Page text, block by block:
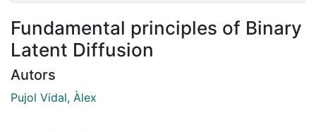
Fundamental principles of Binary
Latent Diffusion
Autors
Pujol Vidal, Àlex